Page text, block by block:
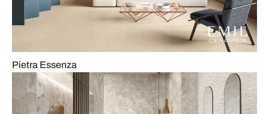
Pietra Essenza